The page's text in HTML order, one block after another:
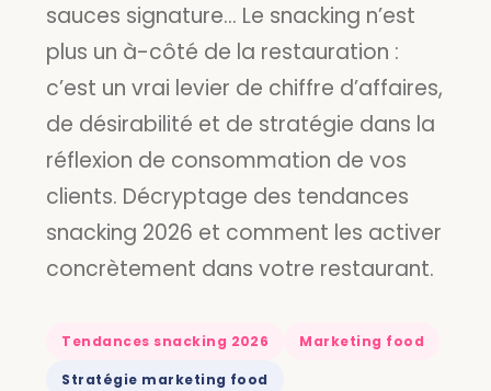
sauces signature… Le snacking n’est
plus un à-côté de la restauration :
c’est un vrai levier de chiffre d’affaires,
de désirabilité et de stratégie dans la
réflexion de consommation de vos
clients. Décryptage des tendances
snacking 2026 et comment les activer
concrètement dans votre restaurant.
Tendances snacking 2026 Marketing food
Stratégie marketing food